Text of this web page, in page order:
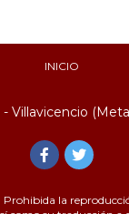
INICIO
- Villavicencio
la